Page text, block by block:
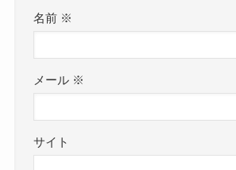
名前 ※
メール ※
サイト